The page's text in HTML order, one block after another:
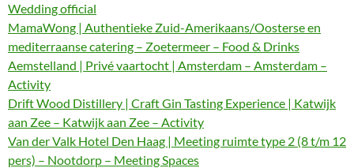
Wedding official
MamaWong | Authentieke Zuid-Amerikaans/Oosterse en
mediterraanse catering – Zoetermeer – Food & Drinks
Aemstelland | Privé vaartocht | Amsterdam – Amsterdam –
Activity
Drift Wood Distillery | Craft Gin Tasting Experience | Katwijk
aan Zee – Katwijk aan Zee – Activity
Van der Valk Hotel Den Haag | Meeting ruimte type 2 (8 t/m 12
pers) – Nootdorp – Meeting Spaces